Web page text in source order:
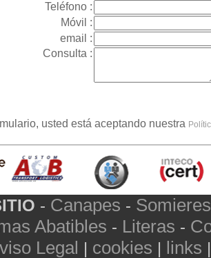
Teléfono :
Móvil :
email :
Consulta :
usted está aceptando nuestra
- Canapes - Somieres
Abatibles - Literas -
Legal | cookies | links